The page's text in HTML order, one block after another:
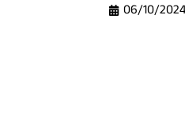
06/10/